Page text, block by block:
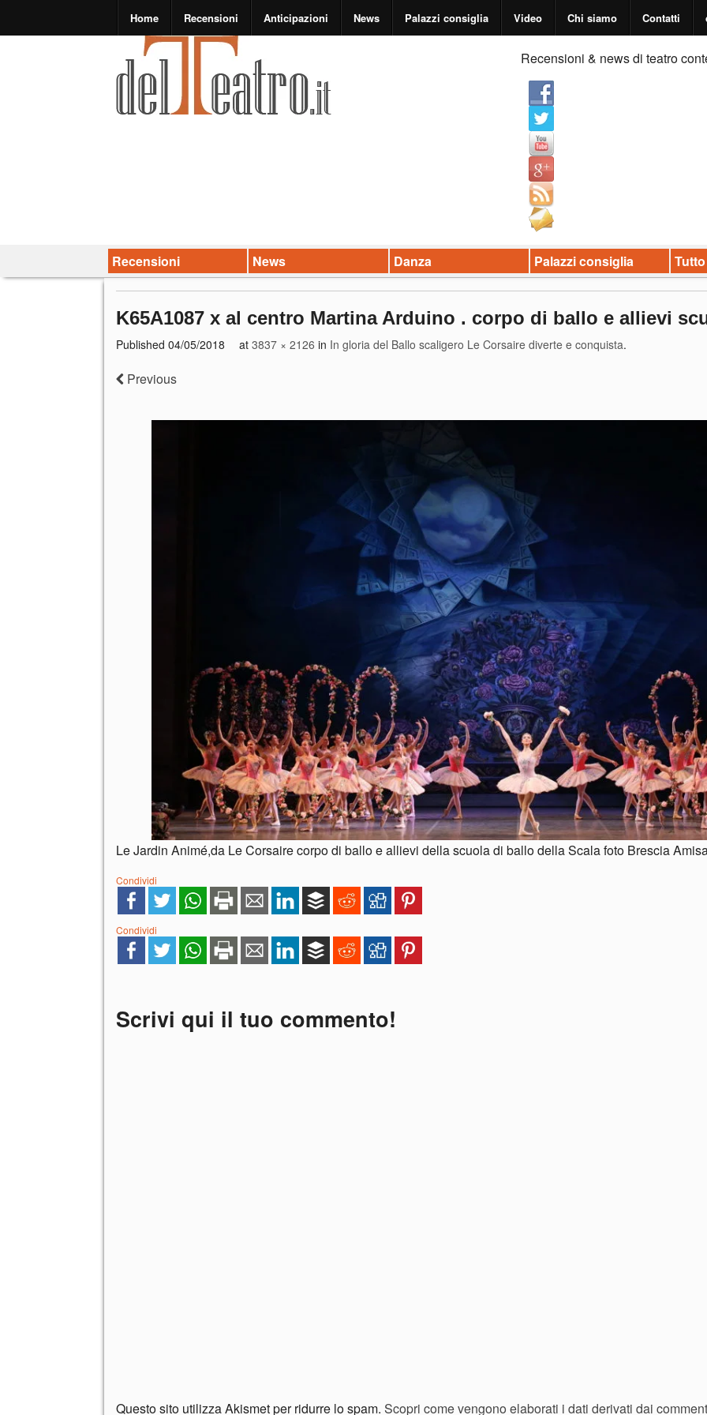
Home Recensioni Anticipazioni News Palazzi consiglia Video Chi siamo Contatti
Recensioni & news di teatro
Recensioni News Danza Palazzi consiglia
K65A1087 x al centro Martina Arduino . corpo di ballo e allievi
Published 04/05/2018 at 3837 × 2126 in In gloria del Ballo scaligero Le Corsaire diverte e conquista.
Previous
Le Jardin Animé,da Le Corsaire corpo di ballo e allievi della scuola di ballo della Scala foto Brescia
Condividi
Condividi
Scrivi qui il tuo commento!
Questo sito utilizza Akismet per ridurre lo spam. Scopri come vengono elaborati i dati derivati dai